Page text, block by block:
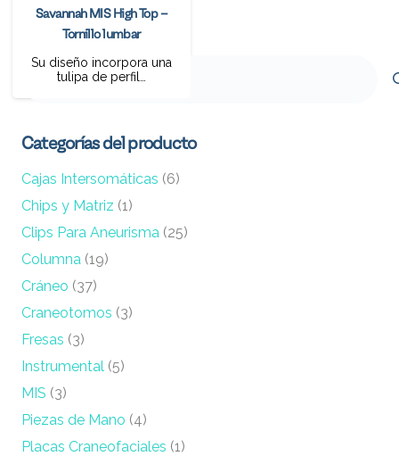
Savannah MIS High Top –
Tornillo lumbar
Su diseño incorpora una
tulipa de perfil…
Buscar
Categorías del producto
Cajas Intersomáticas (6)
Chips y Matriz (1)
Clips Para Aneurisma (25)
Columna (19)
Cráneo (37)
Craneotomos (3)
Fresas (3)
Instrumental (5)
MIS (3)
Piezas de Mano (4)
Placas Craneofaciales (1)